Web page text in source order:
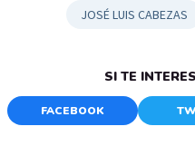
JOSÉ LUIS CABEZAS
SI TE
FACEBOOK